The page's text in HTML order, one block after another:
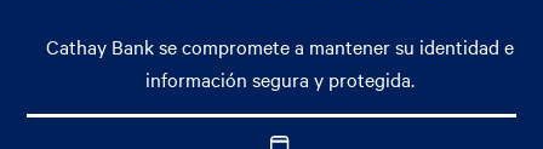
Cathay Bank se compromete a mantener su identidad e
información segura y protegida.